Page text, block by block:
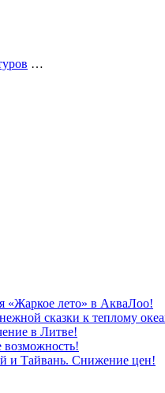
…
«Жаркое лето» в АкваЛоо!
сказки к теплому
в Литве!
возможность!
и Тайвань. Снижение цен!